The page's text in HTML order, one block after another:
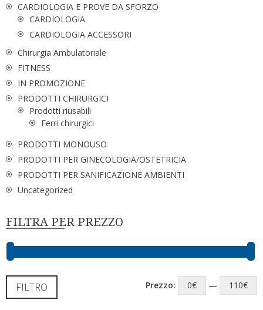
CARDIOLOGIA E PROVE DA SFORZO
CARDIOLOGIA
CARDIOLOGIA ACCESSORI
Chirurgia Ambulatoriale
FITNESS
IN PROMOZIONE
PRODOTTI CHIRURGICI
Prodotti riusabili
Ferri chirurgici
PRODOTTI MONOUSO
PRODOTTI PER GINECOLOGIA/OSTETRICIA
PRODOTTI PER SANIFICAZIONE AMBIENTI
Uncategorized
FILTRA PER PREZZO
FILTRO Prezzo: 0€ — 110€